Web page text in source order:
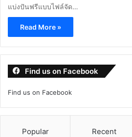
แบ่งปันฟรีแบบไฟล์จัด…
Read More »
Find us on Facebook
Find us on Facebook
Popular Recent